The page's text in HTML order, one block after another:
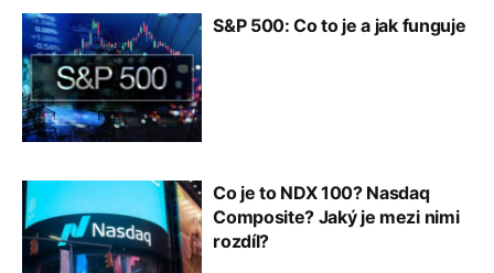
S&P 500: Co to je a jak funguje
Co je to NDX 100? Nasdaq
Composite? Jaký je mezi nimi
rozdíl?